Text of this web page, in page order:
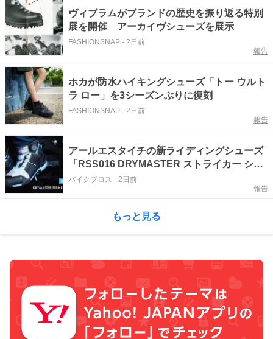
ヴィブラムがブランドの歴史を振り返る特別
展を開催 アーカイヴシューズを展示
FASHIONSNAP - 2日前
報告
ホカが防水ハイキングシューズ「トー ウルト
ラ ロー」を3シーズンぶりに復刻
FASHIONSNAP - 2日前
報告
アールエスタイチの新ライディングシューズ
「RSS016 DRYMASTER ストライカー シュ
ーズ」が登場！（動画あり）
バイクブロス - 2日前
報告
もっと見る